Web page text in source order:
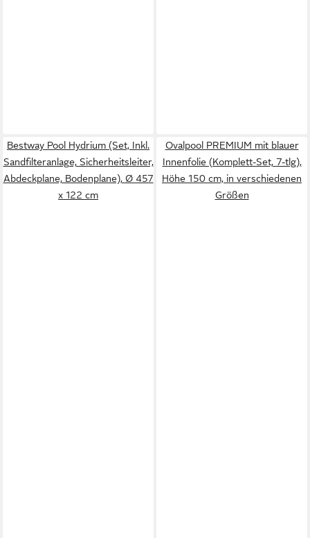
Bestway Pool Hydrium (Set, Inkl.
Sandfilteranlage, Sicherheitsleiter,
Abdeckplane, Bodenplane), Ø 457
x 122 cm
Ovalpool PREMIUM mit blauer
Innenfolie (Komplett-Set, 7-tlg),
Höhe 150 cm, in verschiedenen
Größen